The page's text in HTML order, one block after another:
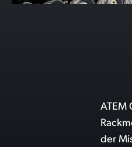
ATEM
der
sich